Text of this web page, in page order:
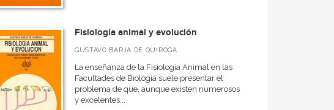
Fisiología animal y evolución
GUSTAVO BARJA DE QUIROGA
La enseñanza de la Fisiología Animal en las
Facultades de Biología suele presentar el
problema de que, aunque existen numerosos
y excelentes...